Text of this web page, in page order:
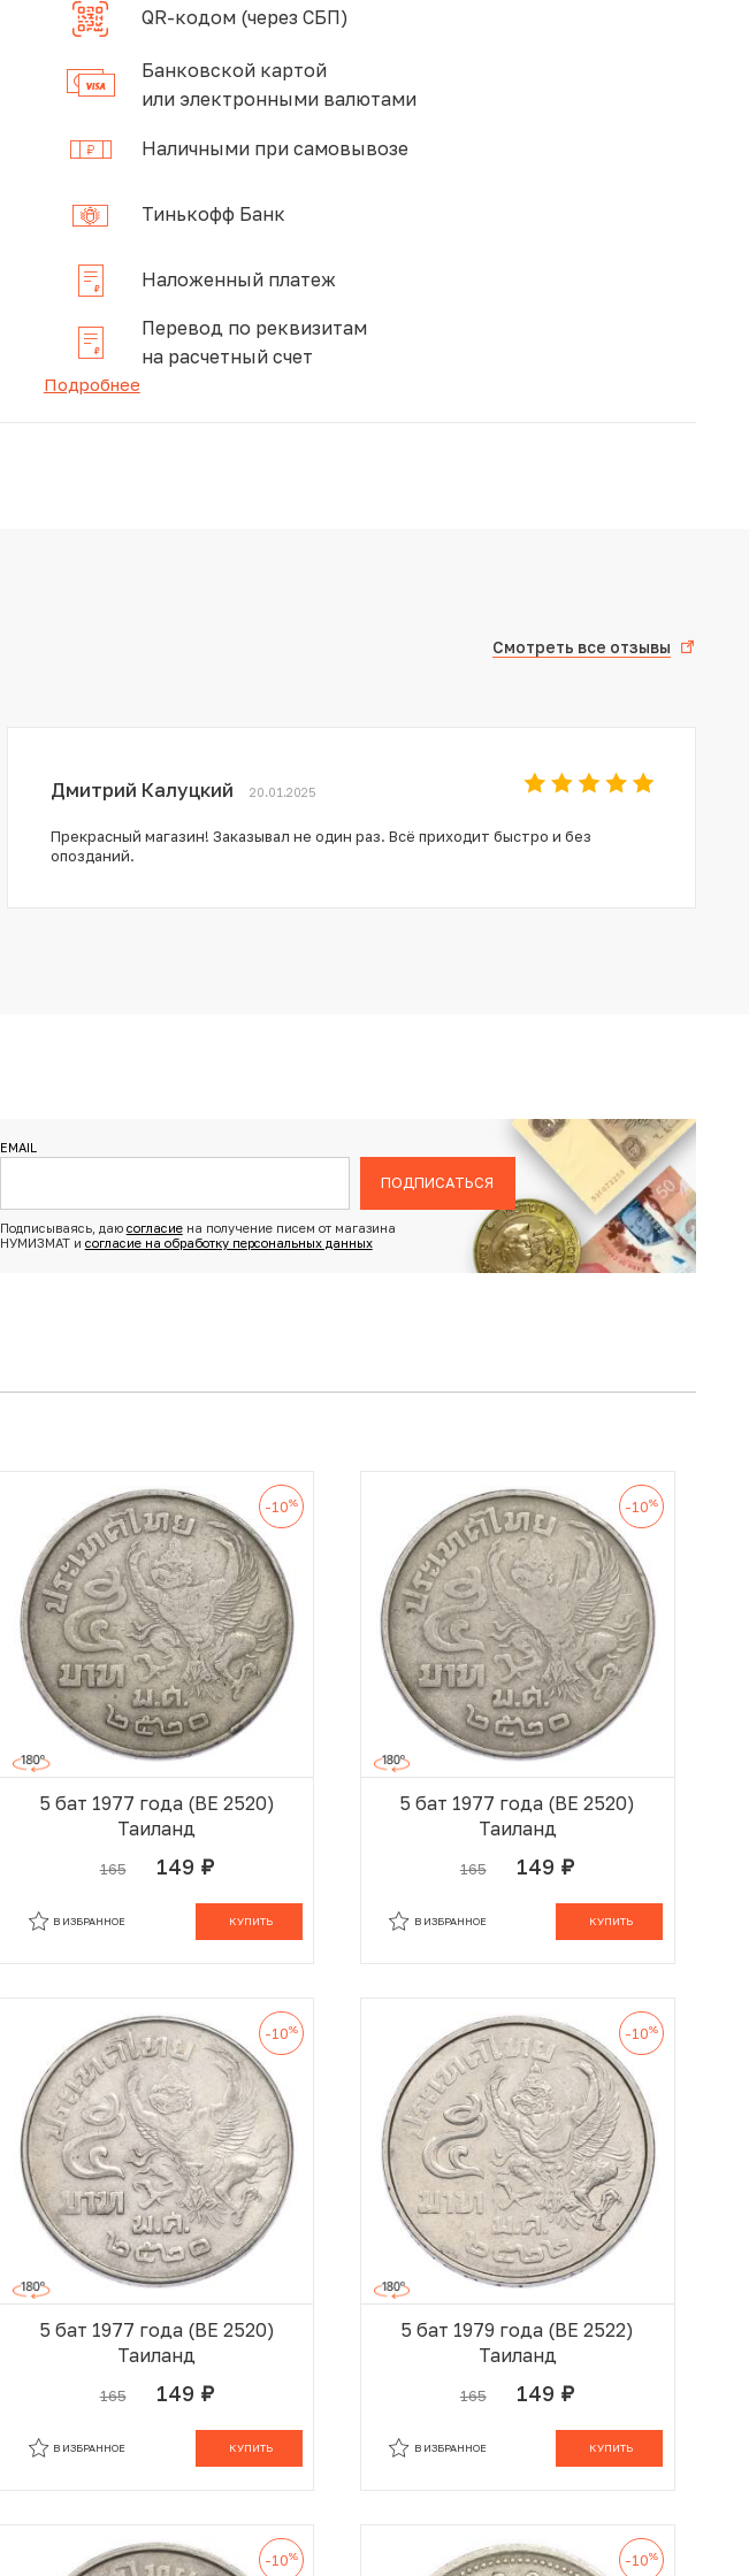
QR-кодом (через СБП)
Банковской картой
или электронными валютами
Наличными при самовывозе
Тинькофф Банк
Наложенный платеж
Перевод по реквизитам
на расчетный счет
Подробнее
Смотреть все отзывы
Дмитрий Калуцкий 20.01.2025
Прекрасный магазин! Заказывал не один раз. Всё приходит быстро и без
опозданий.
EMAIL
ПОДПИСАТЬСЯ
Подписываясь, даю согласиена получение писем от магазина
НУМИЗМАТ и согласие на обработку персональных данных
-10%
5 бат 1977 года (BE 2520)
Таиланд
165 149 руб.
КУПИТЬ
В ИЗБРАННОЕ
-10%
5 бат 1977 года (BE 2520)
Таиланд
165 149 руб.
КУПИТЬ
В ИЗБРАННОЕ
-10%
5 бат 1977 года (BE 2520)
Таиланд
165 149 руб.
КУПИТЬ
В ИЗБРАННОЕ
-10%
5 бат 1979 года (BE 2522)
Таиланд
165 149 руб.
КУПИТЬ
В ИЗБРАННОЕ
-10% -10%